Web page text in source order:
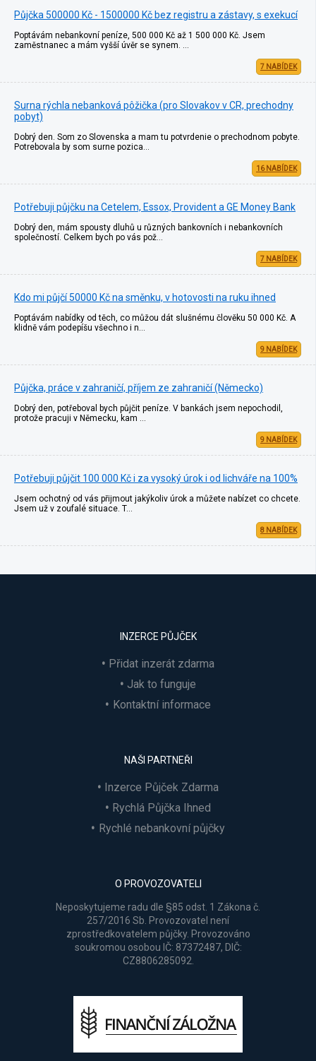
Půjčka 500000 Kč - 1500000 Kč bez registru a zástavy, s exekucí
Poptávám nebankovní peníze, 500 000 Kč až 1 500 000 Kč. Jsem
zaměstnanec a mám vyšší úvěr se synem. …
7 NABÍDEK
Surna rýchla nebanková pôžička (pro Slovakov v CR, prechodny
pobyt)
Dobrý den. Som zo Slovenska a mam tu potvrdenie o prechodnom pobyte.
Potrebovala by som surne pozica…
16 NABÍDEK
Potřebuji půjčku na Cetelem, Essox, Provident a GE Money Bank
Dobrý den, mám spousty dluhů u různých bankovních i nebankovních
společností. Celkem bych po vás pož…
7 NABÍDEK
Kdo mi půjčí 50000 Kč na směnku, v hotovosti na ruku ihned
Poptávám nabídky od těch, co můžou dát slušnému člověku 50 000 Kč. A
klidně vám podepíšu všechno i n…
9 NABÍDEK
Půjčka, práce v zahraničí, příjem ze zahraničí (Německo)
Dobrý den, potřeboval bych půjčit peníze. V bankách jsem nepochodil,
protože pracuji v Německu, kam …
9 NABÍDEK
Potřebuji půjčit 100 000 Kč i za vysoký úrok i od lichváře na 100%
Jsem ochotný od vás přijmout jakýkoliv úrok a můžete nabízet co chcete.
Jsem už v zoufalé situace. T…
8 NABÍDEK
INZERCE PŮJČEK
Přidat inzerát zdarma
Jak to funguje
Kontaktní informace
NAŠI PARTNEŘI
Inzerce Půjček Zdarma
Rychlá Půjčka Ihned
Rychlé nebankovní půjčky
O PROVOZOVATELI
Neposkytujeme radu dle §85 odst. 1 Zákona č.
257/2016 Sb. Provozovatel není
zprostředkovatelem půjčky. Provozováno
soukromou osobou IČ: 87372487, DIČ:
CZ8806285092.